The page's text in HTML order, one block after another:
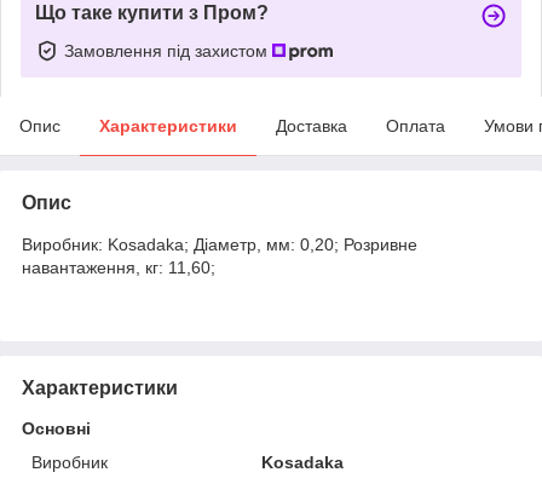
Що таке купити з Пром?
Замовлення під захистом
Опис Характеристики Доставка Оплата Умови
Опис
Виробник: Kosadaka; Діаметр, мм: 0,20; Розривне
навантаження, кг: 11,60;
Характеристики
Основні
Виробник
Kosadaka